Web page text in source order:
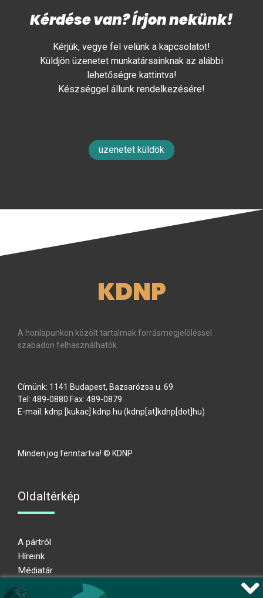
Kérdése van? Írjon nekünk!
Kérjük, vegye fel velünk a kapcsolatot!
Küldjön üzenetet munkatársainknak az alábbi
lehetőségre kattintva!
Készséggel állunk rendelkezésére!
üzenetet küldök
KDNP
A honlapunkon közölt tartalmak forrásmegjelöléssel
szabadon felhasználhatók.
Címünk: 1141 Budapest, Bazsarózsa u. 69.
Tel: 489-0880 Fax: 489-0879
E-mail: kdnp [kukac] kdnp.hu (kdnp[at]kdnp[dot]hu)
Minden jog fenntartva! © KDNP
Oldaltérkép
A pártról
Híreink
Médiatár